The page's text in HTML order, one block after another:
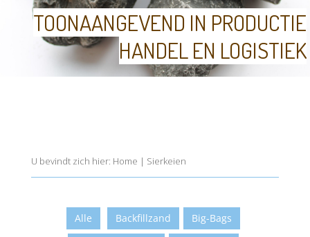
TOONAANGEVEND IN PRODUCTIE
HANDEL EN LOGISTIEK
U bevindt zich hier: Home | Sierkeien
Alle Backfillzand
Big-Bags